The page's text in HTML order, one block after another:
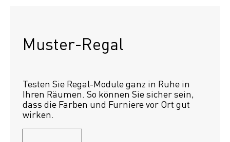
Muster-Regal
Testen Sie Regal-Module ganz in Ruhe in
Ihren Räumen. So können Sie sicher sein,
dass die Farben und Furniere vor Ort gut
wirken.